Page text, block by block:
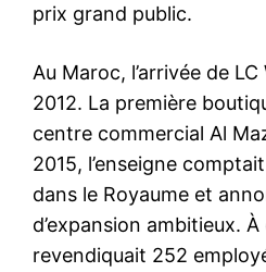
prix grand public.
Au Maroc, l’arrivée de
2012. La première
centre commercial Al
2015, l’enseigne
dans le Royaume et
d’expansion ambitieux.
revendiquait 252